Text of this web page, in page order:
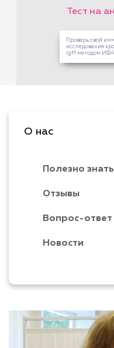
О нас
Полезно знать
Отзывы
Вопрос-ответ
Новости